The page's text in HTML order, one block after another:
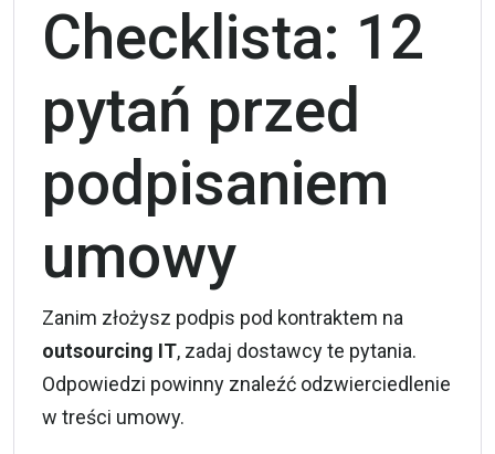
Checklista: 12
pytań przed
podpisaniem
umowy
Zanim złożysz podpis pod kontraktem na
outsourcing IT, zadaj dostawcy te pytania.
Odpowiedzi powinny znaleźć odzwierciedlenie
w treści umowy.